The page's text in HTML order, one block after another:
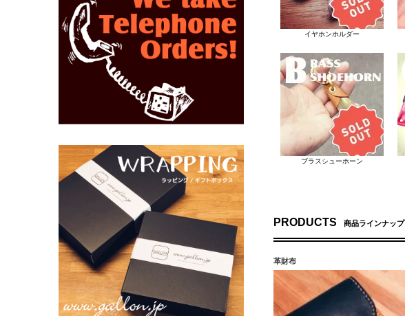
イヤホンホルダー
ブラスシューホーン
PRODUCTS 商品ラインナップ
革財布